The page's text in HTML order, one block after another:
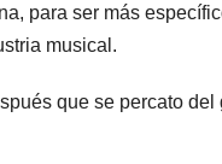
para ser más
musical.
que se percato del